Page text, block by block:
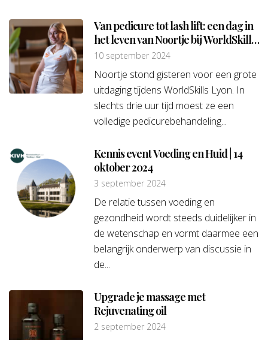
Van pedicure tot lash lift: een dag in
het leven van Noortje bij WorldSkills
Lyon
10 september 2024
Noortje stond gisteren voor een grote
uitdaging tijdens WorldSkills Lyon. In
slechts drie uur tijd moest ze een
volledige pedicurebehandeling...
Kennis event Voeding en Huid | 14
oktober 2024
3 september 2024
De relatie tussen voeding en
gezondheid wordt steeds duidelijker in
de wetenschap en vormt daarmee een
belangrijk onderwerp van discussie in
de...
Upgrade je massage met
Rejuvenating oil
2 september 2024